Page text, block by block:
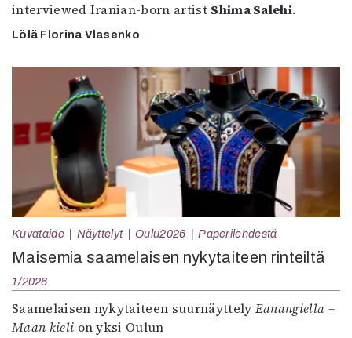
interviewed Iranian-born artist Shima Salehi.
Lölä Florina Vlasenko
Kuvataide Näyttelyt Oulu2026 Paperilehdestä
Maisemia saamelaisen nykytaiteen rinteiltä
1/2026
Saamelaisen nykytaiteen suurnäyttely Eanangiella –
Maan kieli on yksi Oulun